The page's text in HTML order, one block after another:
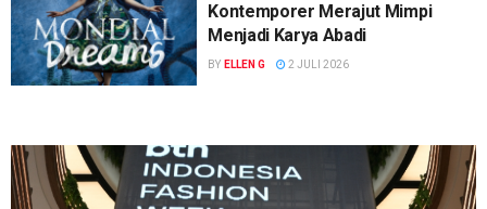
Kontemporer Merajut Mimpi
Menjadi Karya Abadi
BY ELLEN G 2 JULI 2026